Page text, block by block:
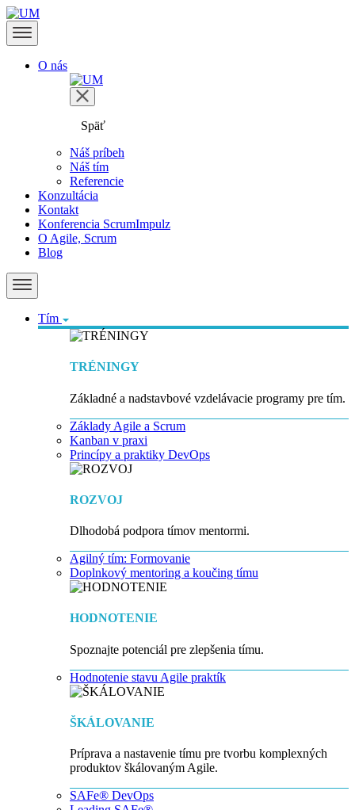
O nás
Späť
Náš príbeh
Náš tím
Referencie
Konzultácia
Kontakt
Konferencia ScrumImpulz
O Agile, Scrum
Blog
Tím
TRÉNINGY
Základné a nadstavbové vzdelávacie programy pre tím.
Základy Agile a Scrum
Kanban v praxi
Princípy a praktiky DevOps
ROZVOJ
Dlhodobá podpora tímov mentormi.
Agilný tím: Formovanie
Doplnkový mentoring a koučing tímu
HODNOTENIE
Spoznajte potenciál pre zlepšenia tímu.
Hodnotenie stavu Agile praktík
ŠKÁLOVANIE
Príprava a nastavenie tímu pre tvorbu komplexných
produktov škálovaným Agile.
SAFe® DevOps